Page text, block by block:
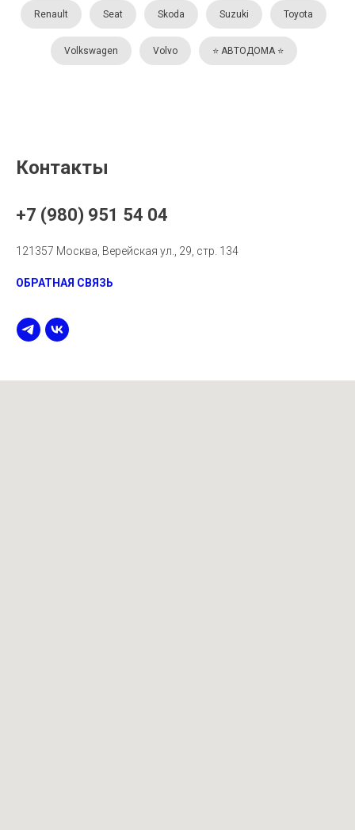
Renault Seat Skoda Suzuki Toyota
Volkswagen Volvo ⭐️ АВТОДОМА ⭐️
Контакты
+7 (980) 951 54 04
121357 Москва, Верейская ул., 29, стр. 134
ОБРАТНАЯ СВЯЗЬ